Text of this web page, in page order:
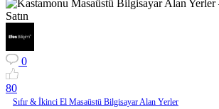
0
80
Sıfır & İkinci El Masaüstü Bilgisayar Alan Yerler